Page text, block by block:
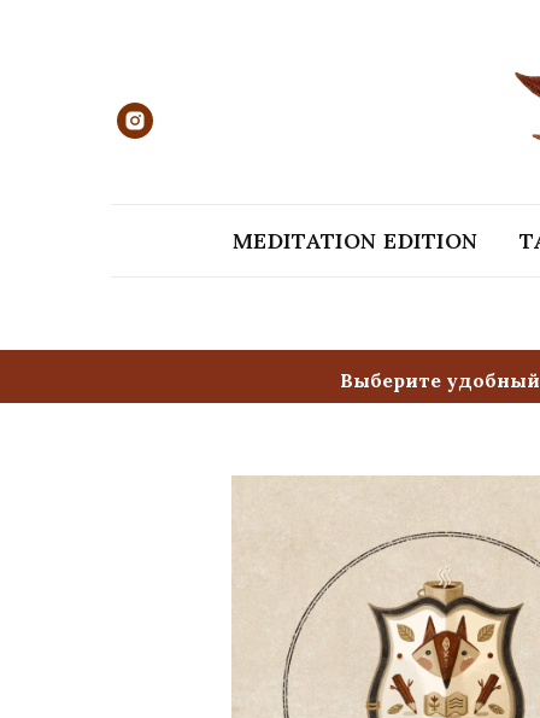
MEDITATION EDITION
Выберите удобный